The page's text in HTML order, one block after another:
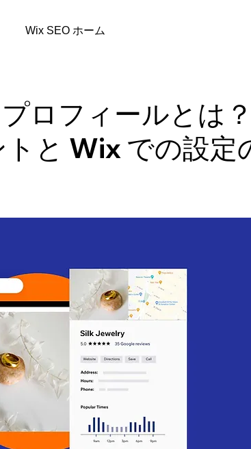
Wix SEO ホーム
ロフィールとは
と Wix での設定